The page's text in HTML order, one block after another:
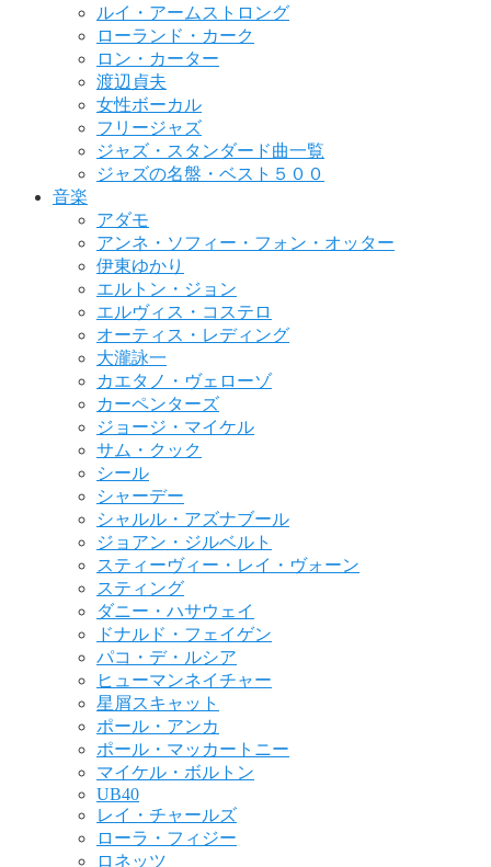
ルイ・アームストロング
ローランド・カーク
ロン・カーター
渡辺貞夫
女性ボーカル
フリージャズ
ジャズ・スタンダード曲一覧
ジャズの名盤・ベスト５００
音楽
アダモ
アンネ・ソフィー・フォン・オッター
伊東ゆかり
エルトン・ジョン
エルヴィス・コステロ
オーティス・レディング
大瀧詠一
カエタノ・ヴェローゾ
カーペンターズ
ジョージ・マイケル
サム・クック
シール
シャーデー
シャルル・アズナブール
ジョアン・ジルベルト
スティーヴィー・レイ・ヴォーン
スティング
ダニー・ハサウェイ
ドナルド・フェイゲン
パコ・デ・ルシア
ヒューマンネイチャー
星屑スキャット
ポール・アンカ
ポール・マッカートニー
マイケル・ボルトン
UB40
レイ・チャールズ
ローラ・フィジー
ロネッツ